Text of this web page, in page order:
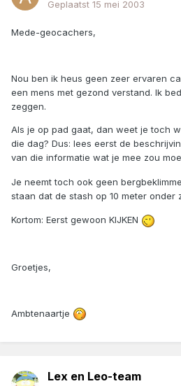
Geplaatst 15 mei 2003
Mede-geocachers,
Nou ben ik heus geen zeer ervaren
een mens met gezond verstand. Ik
zeggen.
Als je op pad gaat, dan weet je toch
die dag? Dus: lees eerst de
van die informatie wat je mee zou
Je neemt toch ook geen
staan dat de stash op 10 meter onder
Kortom: Eerst gewoon KIJKEN
Groetjes,
Ambtenaartje
Lex en Leo-team